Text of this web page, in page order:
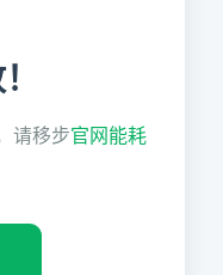
请移步官网能耗